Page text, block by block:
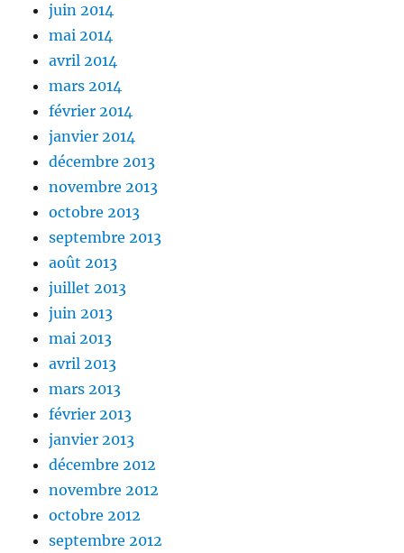
juin 2014
mai 2014
avril 2014
mars 2014
février 2014
janvier 2014
décembre 2013
novembre 2013
octobre 2013
septembre 2013
août 2013
juillet 2013
juin 2013
mai 2013
avril 2013
mars 2013
février 2013
janvier 2013
décembre 2012
novembre 2012
octobre 2012
septembre 2012